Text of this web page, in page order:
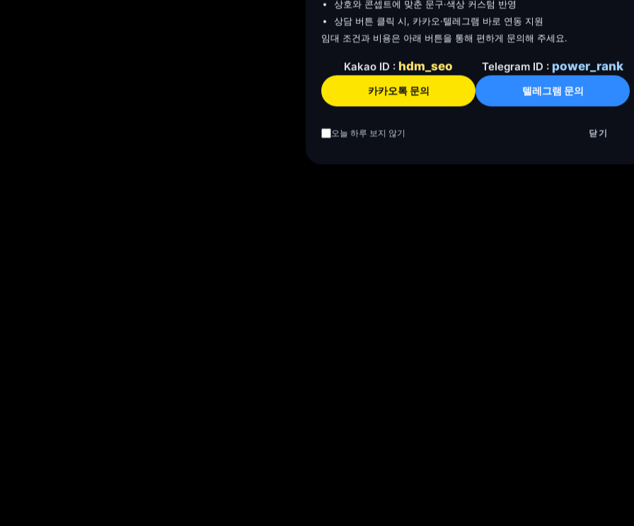
상호와 콘셉트에 맞춘 문구·색상 커스텀 반영
상담 버튼 클릭 시, 카카오·텔레그램 바로 연동 지원
임대 조건과 비용은 아래 버튼을 통해 편하게 문의해 주세요.
Kakao ID : hdm_seo
카카오톡 문의
Telegram ID : power_rank
텔레그램 문의
오늘 하루 보지 않기 닫기